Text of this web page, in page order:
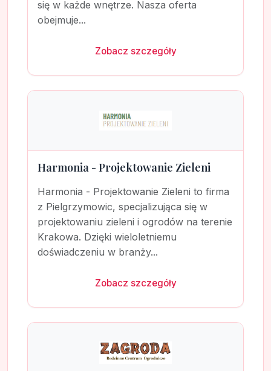
się w każde wnętrze. Nasza oferta
obejmuje...
Zobacz szczegóły
Harmonia - Projektowanie Zieleni
Harmonia - Projektowanie Zieleni to firma
z Pielgrzymowic, specjalizująca się w
projektowaniu zieleni i ogrodów na terenie
Krakowa. Dzięki wieloletniemu
doświadczeniu w branży...
Zobacz szczegóły